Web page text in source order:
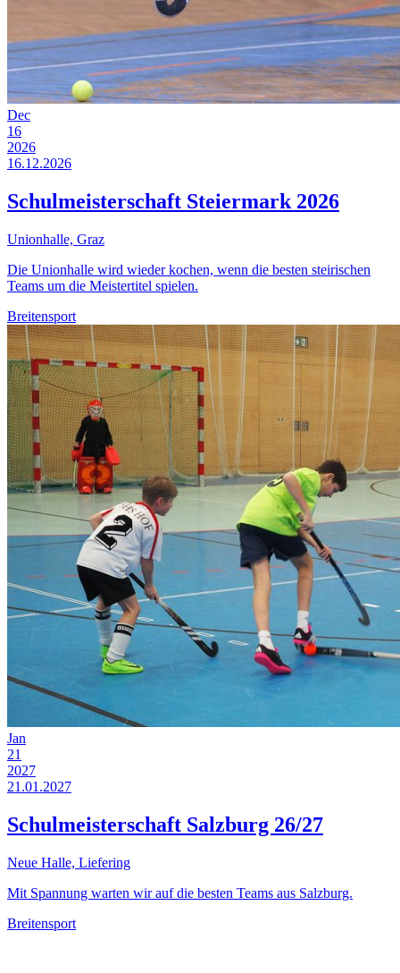
Dec
16
2026
16.12.2026
Schulmeisterschaft Steiermark 2026
Unionhalle, Graz
Die Unionhalle wird wieder kochen, wenn die besten steirischen
Teams um die Meistertitel spielen.
Breitensport
Jan
21
2027
21.01.2027
Schulmeisterschaft Salzburg 26/27
Neue Halle, Liefering
Mit Spannung warten wir auf die besten Teams aus Salzburg.
Breitensport